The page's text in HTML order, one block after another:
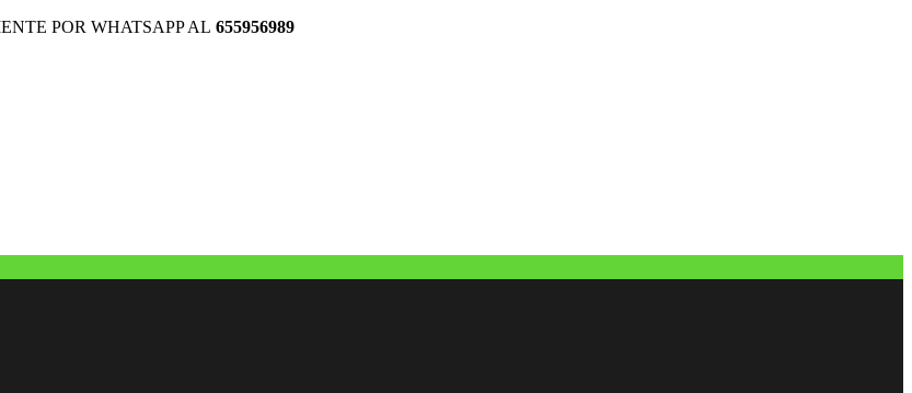
POR WHATSAPP AL 655956989